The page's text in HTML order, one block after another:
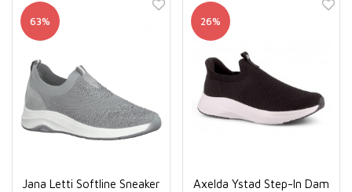
63%
Jana Letti Softline Sneaker
26%
Axelda Ystad Step-In Dam